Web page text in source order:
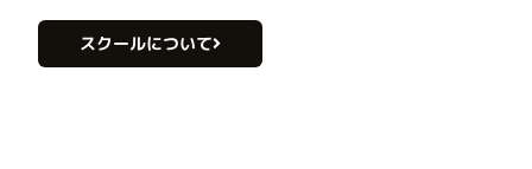
スクールについて